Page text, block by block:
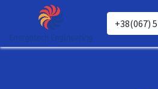
+38(067)